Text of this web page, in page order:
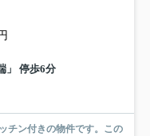
」 停歩6分
チン付きの物件です。この